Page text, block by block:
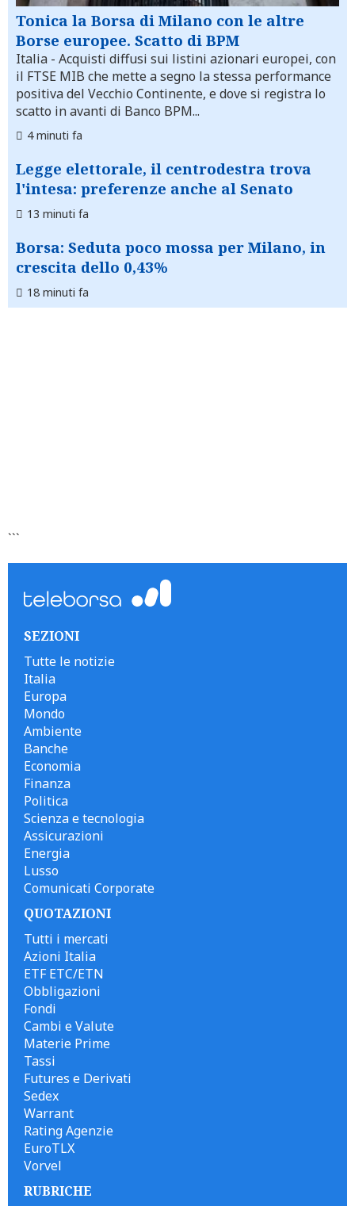
Tonica la Borsa di Milano con le altre
Borse europee. Scatto di BPM
Italia - Acquisti diffusi sui listini azionari europei, con
il FTSE MIB che mette a segno la stessa performance
positiva del Vecchio Continente, e dove si registra lo
scatto in avanti di Banco BPM...
4 minuti fa
Legge elettorale, il centrodestra trova
l'intesa: preferenze anche al Senato
13 minuti fa
Borsa: Seduta poco mossa per Milano, in
crescita dello 0,43%
18 minuti fa
```
SEZIONI
Tutte le notizie
Italia
Europa
Mondo
Ambiente
Banche
Economia
Finanza
Politica
Scienza e tecnologia
Assicurazioni
Energia
Lusso
Comunicati Corporate
QUOTAZIONI
Tutti i mercati
Azioni Italia
ETF ETC/ETN
Obbligazioni
Fondi
Cambi e Valute
Materie Prime
Tassi
Futures e Derivati
Sedex
Warrant
Rating Agenzie
EuroTLX
Vorvel
RUBRICHE